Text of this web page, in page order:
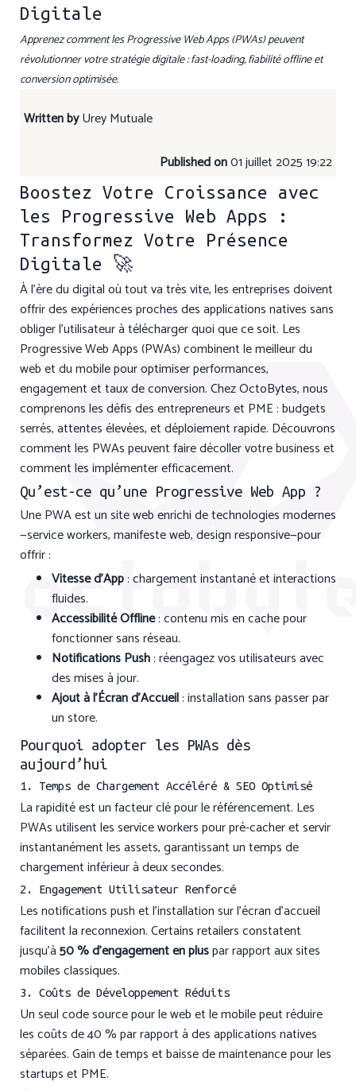
Digitale
Apprenez comment les Progressive Web Apps (PWAs) peuvent
révolutionner votre stratégie digitale : fast-loading, fiabilité offline et
conversion optimisée.
Written byUrey Mutuale
Published on01 juillet 2025 19:22
Boostez Votre Croissance avec
les Progressive Web Apps :
Transformez Votre Présence
Digitale 🚀
À l’ère du digital où tout va très vite, les entreprises doivent
offrir des expériences proches des applications natives sans
obliger l’utilisateur à télécharger quoi que ce soit. Les
Progressive Web Apps (PWAs) combinent le meilleur du
web et du mobile pour optimiser performances,
engagement et taux de conversion. Chez OctoBytes, nous
comprenons les défis des entrepreneurs et PME : budgets
serrés, attentes élevées, et déploiement rapide. Découvrons
comment les PWAs peuvent faire décoller votre business et
comment les implémenter efficacement.
Qu’est-ce qu’une Progressive Web App ?
Une PWA est un site web enrichi de technologies modernes
—service workers, manifeste web, design responsive—pour
offrir :
Vitesse d’App: chargement instantané et interactions
fluides.
Accessibilité Offline: contenu mis en cache pour
fonctionner sans réseau.
Notifications Push: réengagez vos utilisateurs avec
des mises à jour.
Ajout à l’Écran d’Accueil: installation sans passer par
un store.
Pourquoi adopter les PWAs dès
aujourd’hui
1. Temps de Chargement Accéléré & SEO Optimisé
La rapidité est un facteur clé pour le référencement. Les
PWAs utilisent les service workers pour pré-cacher et servir
instantanément les assets, garantissant un temps de
chargement inférieur à deux secondes.
2. Engagement Utilisateur Renforcé
Les notifications push et l’installation sur l’écran d’accueil
facilitent la reconnexion. Certains retailers constatent
jusqu’à50 % d’engagement en pluspar rapport aux sites
mobiles classiques.
3. Coûts de Développement Réduits
Un seul code source pour le web et le mobile peut réduire
les coûts de 40 % par rapport à des applications natives
séparées. Gain de temps et baisse de maintenance pour les
startups et PME.